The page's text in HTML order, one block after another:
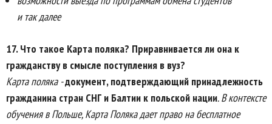
и так далее
17. Что такое Карта поляка? Приравнивается ли она к
гражданству в смысле поступления в вуз?
Карта поляка -документ, подтверждающий принадлежность
гражданина стран СНГ и Балтии к польской нации. В контексте
обучения в Польше, Карта Поляка дает право на бесплатное